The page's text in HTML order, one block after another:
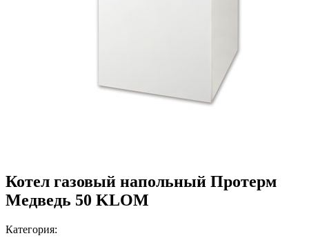
Котел газовый напольный Протерм
Медведь 50 KLOM
Категория: